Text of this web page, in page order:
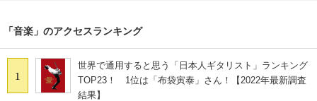
「音楽」のアクセスランキング
1
世界で通用すると思う「日本人ギタリスト」ランキング
TOP23！ 1位は「布袋寅泰」さん！【2022年最新調査
結果】